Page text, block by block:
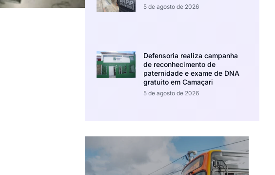
5 de agosto de 2026
Defensoria realiza campanha
de reconhecimento de
paternidade e exame de DNA
gratuito em Camaçari
5 de agosto de 2026